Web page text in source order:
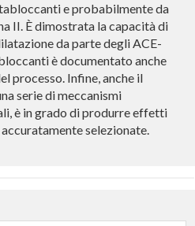
e probabilmente da
II. È dimostrata la capacità di
da parte degli ACE-
è documentato anche
processo. Infine, anche il
serie di meccanismi
è in grado di produrre effetti
selezionate.